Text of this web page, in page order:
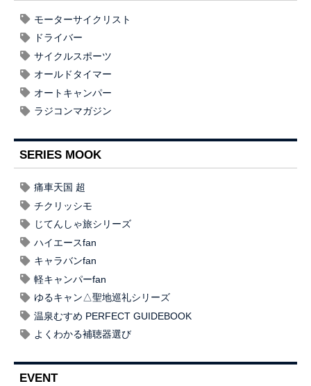
モーターサイクリスト
ドライバー
サイクルスポーツ
オールドタイマー
オートキャンパー
ラジコンマガジン
SERIES MOOK
痛車天国 超
チクリッシモ
じてんしゃ旅シリーズ
ハイエースfan
キャラバンfan
軽キャンパーfan
ゆるキャン△聖地巡礼シリーズ
温泉むすめ PERFECT GUIDEBOOK
よくわかる補聴器選び
EVENT